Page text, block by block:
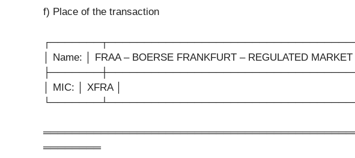
f) Place of the transaction
│ Name: │ FRAA – BOERSE FRANKFURT – REGULATED MARKET
│ MIC: │ XFRA │
════════